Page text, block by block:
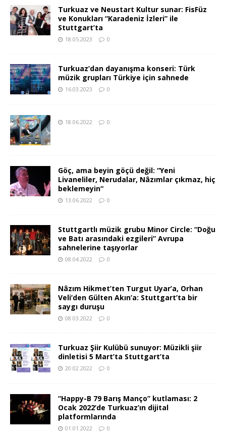
Turkuaz ve Neustart Kultur sunar: FisFüz
ve Konukları “Karadeniz İzleri” ile
Stuttgart’ta
18.05.2023 0
Turkuaz’dan dayanışma konseri: Türk
müzik grupları Türkiye için sahnede
16.03.2023 0
18.06.2022 0
Göç, ama beyin göçü değil: “Yeni
Livaneliler, Nerudalar, Nâzımlar çıkmaz, hiç
beklemeyin“
13.06.2022 0
Stuttgartlı müzik grubu Minor Circle: “Doğu
ve Batı arasındaki ezgileri” Avrupa
sahnelerine taşıyorlar
08.04.2022 0
Nâzım Hikmet’ten Turgut Uyar’a, Orhan
Veli’den Gülten Akın’a: Stuttgart’ta bir
saygı duruşu
08.03.2022 0
Turkuaz Şiir Kulübü sunuyor: Müzikli şiir
dinletisi 5 Mart’ta Stuttgart’ta
20.02.2022 0
“Happy-B 79 Barış Manço” kutlaması: 2
Ocak 2022’de Turkuaz’ın dijital
platformlarında
01.01.2022 0